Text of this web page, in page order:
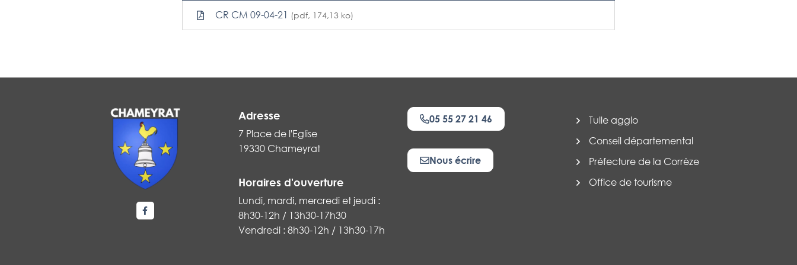
CR CM 09-04-21 (pdf, 174,13 ko)
Lien vers le compte Facebook
Adresse
7 Place de l'Eglise
19330 Chameyrat
Horaires d'ouverture
Lundi, mardi, mercredi et jeudi :
8h30-12h / 13h30-17h30
Vendredi : 8h30-12h / 13h30-17h
05 55 27 21 46
Nous écrire
Tulle agglo
Conseil départemental
Préfecture de la Corrèze
Office de tourisme